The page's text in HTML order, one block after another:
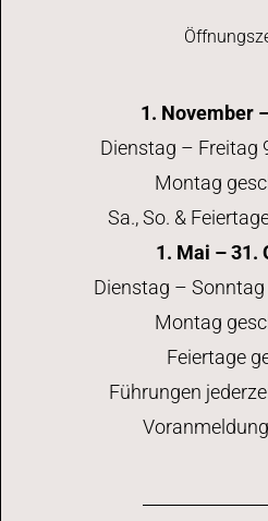
1. November
Dienstag – Freitag
Montag
Sa., So. &
1. Mai – 31.
Dienstag –
Montag
Feiertage
Führungen